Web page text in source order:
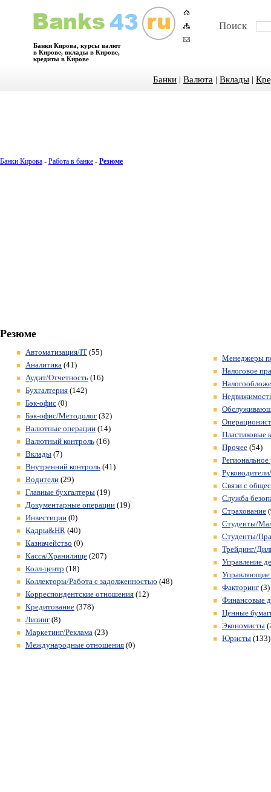
Банки Кирова, курсы валют
в Кирове, вклады в Кирове,
кредиты в Кирове
Поиск
Банки | Валюта | Вклады |
Банки Кирова - Работа в банке - Резюме
Резюме
Автоматизация/IT (55)
Аналитика (41)
Аудит/Отчетность (16)
Бухгалтерия (142)
Бэк-офис (0)
Бэк-офис/Методолог (32)
Валютные операции (14)
Валютный контроль (16)
Вклады (7)
Внутренний контроль (41)
Водители (29)
Главные бухгалтеры (19)
Документарные операции (19)
Инвестиции (0)
Кадры&HR (40)
Казначейство (0)
Касса/Хранилище (207)
Колл-центр (18)
Коллекторы/Работа с задолженностью (48)
Корреспондентские отношения (12)
Кредитование (378)
Лизинг (8)
Маркетинг/Реклама (23)
Международные отношения (0)
Менеджеры
Налоговое
Пластиковые
Прочее (54)
Региональное
Связи с
Служба
Страхование
Студенты/
Студенты/
Трейдинг/
Управление
Управляющие
Факторинг (3)
Финансовые
Ценные
Экономисты
Юристы (133)